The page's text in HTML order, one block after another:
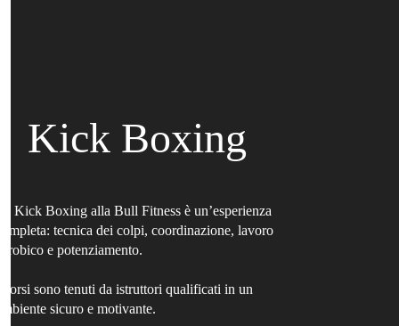
Kick Boxing
Kick Boxing alla Bull Fitness è un’esperienza
tecnica dei colpi, coordinazione, lavoro
e potenziamento.
corsi sono tenuti da istruttori qualificati in un
sicuro e motivante.